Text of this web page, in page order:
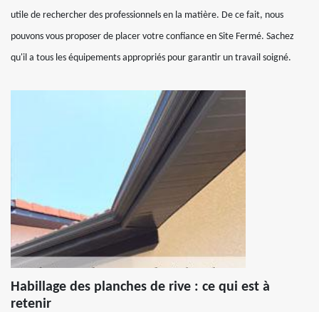
utile de rechercher des professionnels en la matière. De ce fait, nous
pouvons vous proposer de placer votre confiance en Site Fermé. Sachez
qu'il a tous les équipements appropriés pour garantir un travail soigné.
Habillage des planches de rive : ce qui est à
retenir